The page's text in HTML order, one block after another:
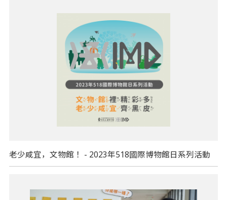
老少咸宜，文物館！ - 2023年518國際博物館日系列活動